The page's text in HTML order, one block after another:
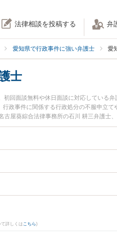
法律相談を投稿する 弁
愛知県で行政事件に強い弁護士 愛
士
回面談無料や休日面談に対応している
政事件に関係する行政処分の不服申立
古屋葵綜合法律事務所の石川 耕三弁護
に発生した住民訴訟のトラブルを今す
愛知県内の弁護士に相談予約したい』な
詳しくは こちら)